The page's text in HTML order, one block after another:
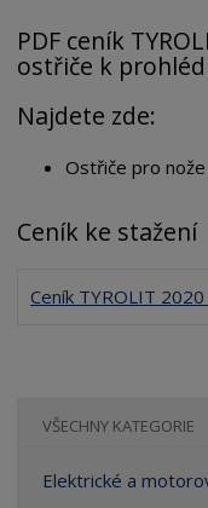
n
a
PDF ceník
ostřiče k
Najdete zde:
Ostřiče pro
Ceník ke stažení
Ceník TYROLIT
VŠECHNY KATEGORIE
Elektrické a